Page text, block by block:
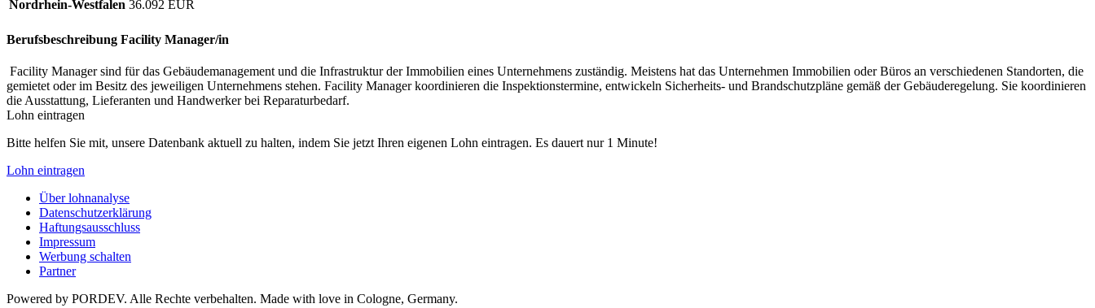
Nordrhein-Westfalen 36.092 EUR
Berufsbeschreibung Facility Manager/in
Facility Manager sind für das Gebäudemanagement und die Infrastruktur der Immobilien eines Unternehmens zuständig. Meistens hat das Unternehmen Immobilien oder Büros an verschiedenen Standorten, die
gemietet oder im Besitz des jeweiligen Unternehmens stehen. Facility Manager koordinieren die Inspektionstermine, entwickeln Sicherheits- und Brandschutzpläne gemäß der Gebäuderegelung. Sie koordinieren
die Ausstattung, Lieferanten und Handwerker bei Reparaturbedarf.
Lohn eintragen
Bitte helfen Sie mit, unsere Datenbank aktuell zu halten, indem Sie jetzt Ihren eigenen Lohn eintragen. Es dauert nur 1 Minute!
Lohn eintragen
Über lohnanalyse
Datenschutzerklärung
Haftungsausschluss
Impressum
Werbung schalten
Partner
Powered by PORDEV. Alle Rechte verbehalten. Made with love in Cologne, Germany.